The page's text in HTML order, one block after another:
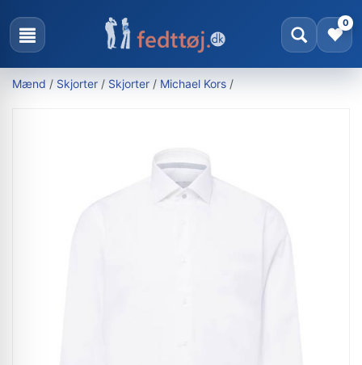
0
Mænd / Skjorter / Skjorter / Michael Kors /